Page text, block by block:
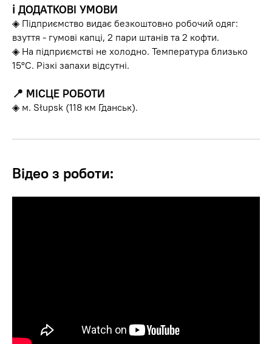
ℹ️ ДОДАТКОВІ УМОВИ
◈ Підприємство видає безкоштовно робочий одяг:
взуття - гумові капці, 2 пари штанів та 2 кофти.
◈ На підприємстві не холодно. Температура близько
15°C. Різкі запахи відсутні.
📍 МІСЦЕ РОБОТИ
◈ м. Słupsk (118 км Гданськ).
Відео з роботи: